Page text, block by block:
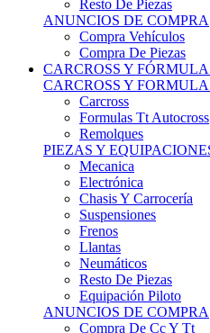
Compra Vehículos
Compra De Piezas
CARCROSS Y FÓRMULAS
CARCROSS Y
Carcross
Formulas Tt Autocross
Remolques
PIEZAS Y EQUIPACIONES
Mecanica
Electrónica
Chasis Y Carrocería
Suspensiones
Frenos
Llantas
Neumáticos
Resto De Piezas
Equipación Piloto
ANUNCIOS DE COMPRA
Compra De Cc Y Tt
Compra De Piezas